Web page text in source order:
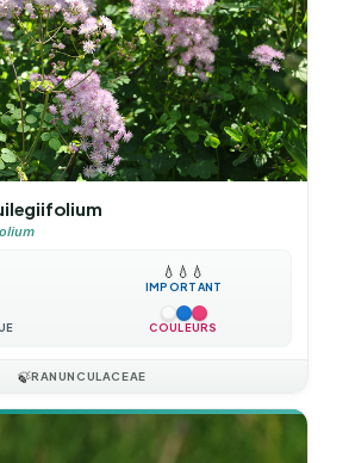
💧 💧 💧
IMPORTANT
COULEURS
🍃RANUNCULACEAE